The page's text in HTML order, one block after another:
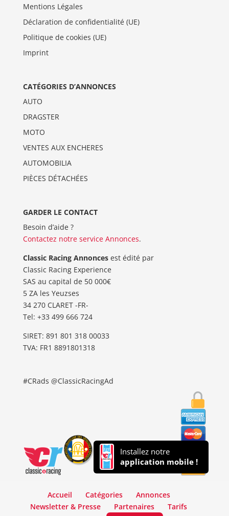
Mentions Légales
Déclaration de confidentialité (UE)
Politique de cookies (UE)
Imprint
CATÉGORIES D’ANNONCES
AUTO
DRAGSTER
MOTO
VENTES AUX ENCHERES
AUTOMOBILIA
PIÈCES DÉTACHÉES
GARDER LE CONTACT
Besoin d’aide ?
Contactez notre service Annonces.
Classic Racing Annoncesest édité par
Classic Racing Experience
SAS au capital de 50 000€
5 ZA les Yeuzses
34 270 CLARET -FR-
Tel: ‭+33 499 666 724‬
SIRET: 891 801 318 00033
TVA: FR1 8891801318
#CRads @ClassicRacingAd
Installez notre
application mobile !
Accueil Catégories
Annonces
Newsletter & Presse
Partenaires
Tarifs